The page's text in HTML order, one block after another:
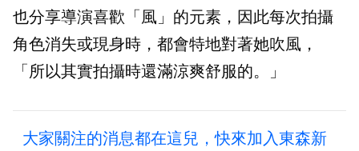
也分享導演喜歡「風」的元素，因此每次拍攝
角色消失或現身時，都會特地對著她吹風，
「所以其實拍攝時還滿涼爽舒服的。」
大家關注的消息都在這兒，快來加入東森新